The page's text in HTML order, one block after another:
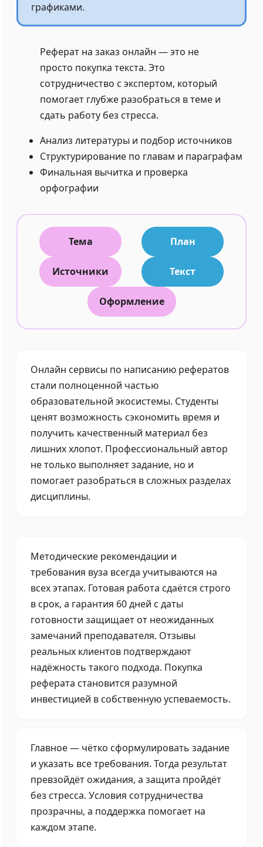
графиками.
Реферат на заказ онлайн — это не
просто покупка текста. Это
сотрудничество с экспертом, который
помогает глубже разобраться в теме и
сдать работу без стресса.
Анализ литературы и подбор источников
Структурирование по главам и параграфам
Финальная вычитка и проверка
орфографии
Тема План
Источники Текст
Оформление
Онлайн сервисы по написанию рефератов
стали полноценной частью
образовательной экосистемы. Студенты
ценят возможность сэкономить время и
получить качественный материал без
лишних хлопот. Профессиональный автор
не только выполняет задание, но и
помогает разобраться в сложных разделах
дисциплины.
Методические рекомендации и
требования вуза всегда учитываются на
всех этапах. Готовая работа сдаётся строго
в срок, а гарантия 60 дней с даты
готовности защищает от неожиданных
замечаний преподавателя. Отзывы
реальных клиентов подтверждают
надёжность такого подхода. Покупка
реферата становится разумной
инвестицией в собственную успеваемость.
Главное — чётко сформулировать задание
и указать все требования. Тогда результат
превзойдёт ожидания, а защита пройдёт
без стресса. Условия сотрудничества
прозрачны, а поддержка помогает на
каждом этапе.